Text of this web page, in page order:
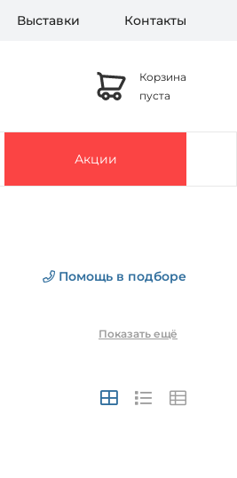
Выставки Контакты
Корзина
пуста
Акции
Помощь в подборе
Показать ещё